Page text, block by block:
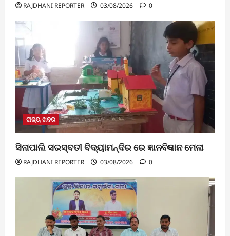
RAJDHANI REPORTER 03/08/2026 0
ରାଜ୍ୟ ଖବର
ସିନାପାଲି ସରସ୍ବତୀ ବିଦ୍ୟାମନ୍ଦିର ରେ ଜ୍ଞାନବିଜ୍ଞାନ ମେଳା
RAJDHANI REPORTER 03/08/2026 0